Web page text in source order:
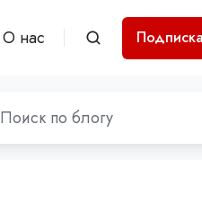
О нас Подписка